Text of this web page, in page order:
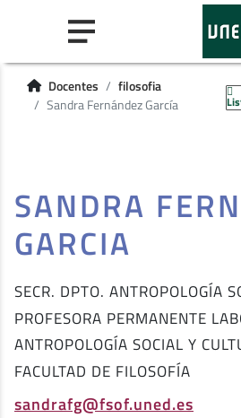
Docentes
filosofia
Sandra Fernández García
SANDRA
GARCIA
SECR. DPTO. ANTROPOLOGÍA
PROFESORA PERMANENTE
ANTROPOLOGÍA SOCIAL Y
FACULTAD DE FILOSOFÍA
sandrafg@fsof.uned.es